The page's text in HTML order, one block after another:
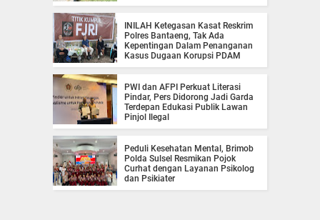
INILAH Ketegasan Kasat Reskrim
Polres Bantaeng, Tak Ada
Kepentingan Dalam Penanganan
Kasus Dugaan Korupsi PDAM
PWI dan AFPI Perkuat Literasi
Pindar, Pers Didorong Jadi Garda
Terdepan Edukasi Publik Lawan
Pinjol Ilegal
Peduli Kesehatan Mental, Brimob
Polda Sulsel Resmikan Pojok
Curhat dengan Layanan Psikolog
dan Psikiater